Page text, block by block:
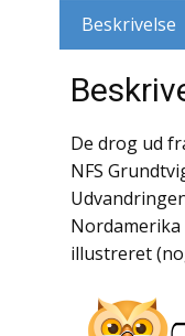
Kunst
Beskrivelse
De drog ud
NFS
Nordamerika
illustreret